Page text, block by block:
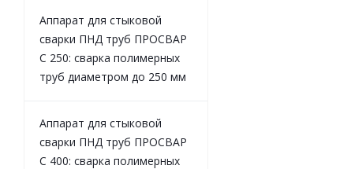
Аппарат для стыковой
сварки ПНД труб ПРОСВАР
С 250: сварка полимерных
труб диаметром до 250 мм
Аппарат для стыковой
сварки ПНД труб ПРОСВАР
С 400: сварка полимерных